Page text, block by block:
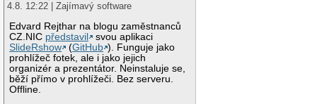
4.8. 12:22 | Zajímavý software
Edvard Rejthar na blogu zaměstnanců
CZ.NIC představil
svou aplikaci
SlideRshow
(GitHub ). Funguje jako
prohlížeč fotek, ale i jako jejich
organizér a prezentátor. Neinstaluje se,
běží přímo v prohlížeči. Bez serveru.
Offline.